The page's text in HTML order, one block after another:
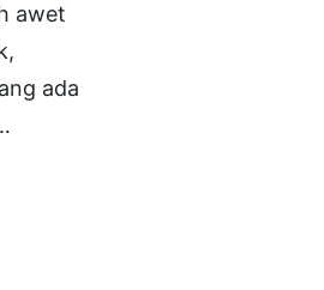
awet
ada